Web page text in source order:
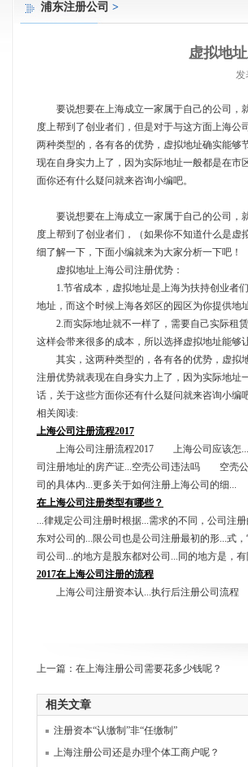
浦东注册公司 >
虚拟地
发
要说想要在上海成立一家属于自己的公司，
度上帮到了创业者们，但是对于与这方面上海
两种类型的，各有各的优势，虚拟地址确实能
现在自身实力上了，因为实际地址一般都是在
面你还有什么疑问就来咨询小编吧。
要说想要在上海成立一家属于自己的公司，
度上帮到了创业者们，（如果你不知道什么是
细了解一下，下面小编就来为大家分析一下吧！
虚拟地址上海公司注册优势：
1.节省成本，虚拟地址是上海为扶持创业者们
地址，而这个时候上海各郊区的园区为你提供地
2.而实际地址就不一样了，需要自己实际租赁
这样会带来很多的成本，所以选择虚拟地址能够
其实，这两种类型的，各有各的优势，虚拟
注册优势就表现在自身实力上了，因为实际地
话，关于这些方面你还有什么疑问就来咨询小编吧
相关阅读:
上海公司注册流程2017
上海公司注册流程2017 上海公司应该怎...?
司注册地址的房产证...空壳公司违法吗 空壳
司的具体内...更多关于如何注册上海公司的细...
在上海公司注册类型有哪些？
...律规定公司注册时根据...需求的不同，公司
东对公司的...限公司也是公司注册最初的形...式
司公司...的地方是股东都对公司...同的地方是，有
2017在上海公司注册的流程
上海公司注册资本认...执行后注册公司流程
上一篇： 在上海注册公司需要花多少钱呢？
相关文章
注册资本“认缴制”非“任缴制”
上海注册公司还是办理个体工商户呢？